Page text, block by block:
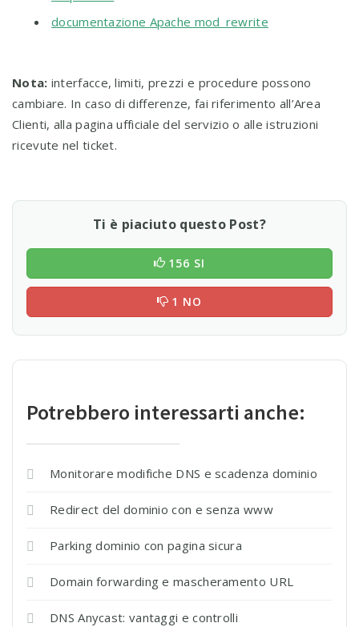
documentazione Apache mod_rewrite
Nota: interfacce, limiti, prezzi e procedure possono
cambiare. In caso di differenze, fai riferimento all’Area
Clienti, alla pagina ufficiale del servizio o alle istruzioni
ricevute nel ticket.
Ti è piaciuto questo Post?
156 SI
1 NO
Potrebbero interessarti anche:
Monitorare modifiche DNS e scadenza dominio
Redirect del dominio con e senza www
Parking dominio con pagina sicura
Domain forwarding e mascheramento URL
DNS Anycast: vantaggi e controlli